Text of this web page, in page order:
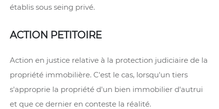
établis sous seing privé.
ACTION PETITOIRE
Action en justice relative à la protection judiciaire de la
propriété immobilière. C'est le cas, lorsqu'un tiers
s'approprie la propriété d'un bien immobilier d'autrui
et que ce dernier en conteste la réalité.